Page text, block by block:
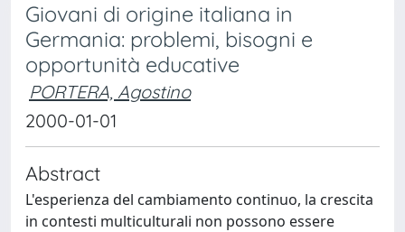
Giovani di origine italiana in
Germania: problemi, bisogni e
opportunità educative
PORTERA, Agostino
2000-01-01
Abstract
L'esperienza del cambiamento continuo, la crescita
in contesti multiculturali non possono essere